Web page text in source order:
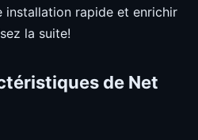
installation rapide et enrichir
la suite!
de Net